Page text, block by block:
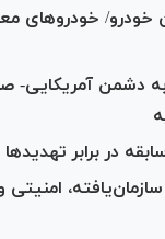
خودرو‌های
به دشمن آمریکایی-
در برابر تهدید‌ها
امنیتی